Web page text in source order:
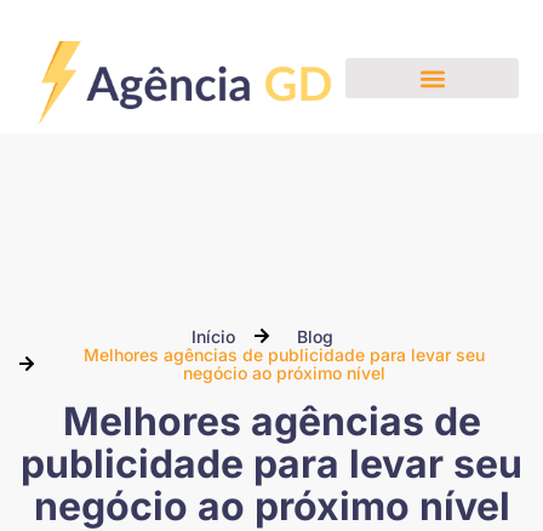
Início
Blog
Melhores agências de publicidade para levar seu
negócio ao próximo nível
Melhores agências de
publicidade para levar seu
negócio ao próximo nível